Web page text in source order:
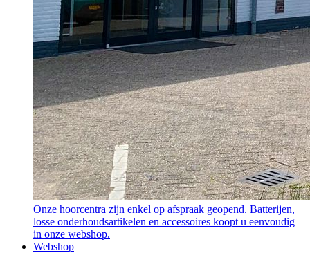
Onze hoorcentra zijn enkel op afspraak geopend. Batterijen,
losse onderhoudsartikelen en accessoires koopt u eenvoudig
in onze webshop.
Webshop